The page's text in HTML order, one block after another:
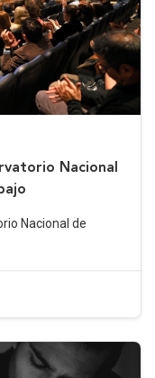
Nacional
Nacional de